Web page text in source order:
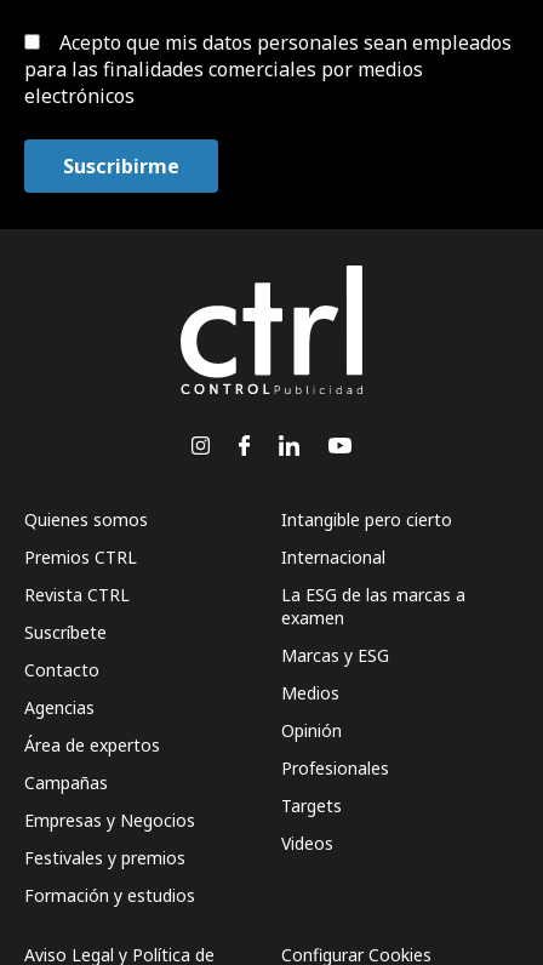
Acepto que mis datos personales sean empleados
para las finalidades comerciales por medios
electrónicos
Quienes somos
Premios CTRL
Revista CTRL
Suscríbete
Contacto
Agencias
Área de expertos
Campañas
Empresas y Negocios
Festivales y premios
Formación y estudios
Intangible pero cierto
Internacional
La ESG de las marcas a
examen
Marcas y ESG
Medios
Opinión
Profesionales
Targets
Videos
Aviso Legal y Política de Configurar Cookies